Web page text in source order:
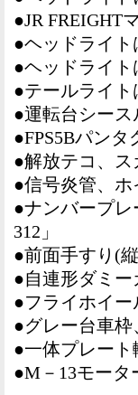
●JR FREIGHT
●ヘッドライ
●ヘッドライ
●テールライト
●運転台シース
●FPS5Bパンタ
●解放テコ、
●信号炎管、
●ナンバープレ
312」
●前面手すり(
●自連形ダミ
●フライホイ
●グレー台車
●一体プレー
●M－13モータ